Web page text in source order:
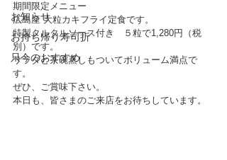
お知らせ
お持ち帰り寿司折
只今のおすすめ
期間限定メニュー
広島産 大粒カキフライ定食です。
特製タルタルソース付き　５粒で1,280円（税
別）です。
サラダと茶碗蒸しもついてボリューム満点で
す。
ぜひ、ご賞味下さい。
本日も、皆さまのご来店をお待ちしています。